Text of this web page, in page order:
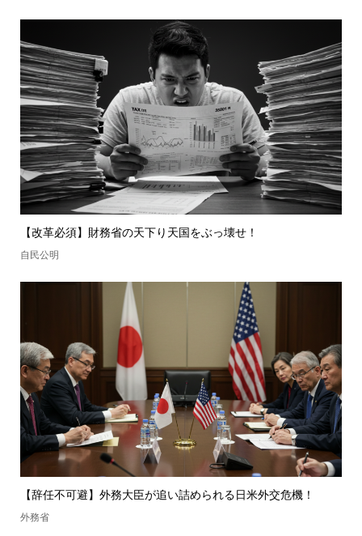
【改革必須】財務省の天下り天国をぶっ壊せ！
自民公明
【辞任不可避】外務大臣が追い詰められる日米外交危機！
外務省